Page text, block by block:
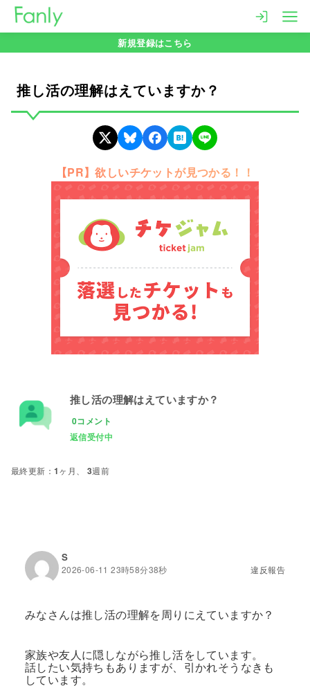
新規登録はこちら
推し活の理解はえていますか？
【PR】欲しいチケットが見つかる！！
推し活の理解はえていますか？
0コメント
1ヶ月、 3週前
S
2026-06-11 23時58分38秒 違反報告
みなさんは推し活の理解を周りにえていますか？
家族や友人に隠しながら推し活をしています。
話したい気持ちもありますが、引かれそうなきも
しています。